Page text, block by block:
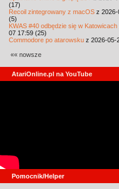
(17)
Recoil zintegrowany z macOS z 2026-
(5)
KWAS #40 odbędzie się w Katowicach
07 17:59 (25)
Commodore po atarowsku z 2026-05-
«« nowsze
AtariOnline.pl na YouTube
Pomocnik/Helper